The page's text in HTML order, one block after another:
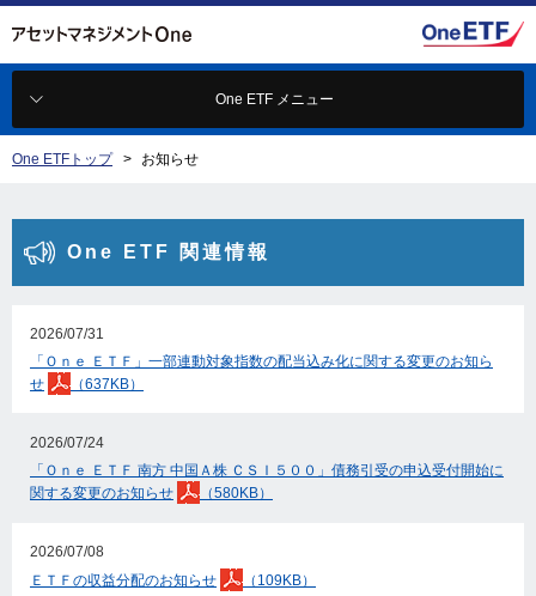
One ETF メニュー
One ETFトップ お知らせ
One ETF 関連情報
2026/07/31
「Ｏｎｅ ＥＴＦ」一部連動対象指数の配当込み化に関する変更のお知ら
せ
（637KB）
2026/07/24
「Ｏｎｅ ＥＴＦ 南方 中国Ａ株 ＣＳＩ５００」債務引受の申込受付開始に
関する変更のお知らせ
（580KB）
2026/07/08
ＥＴＦの収益分配のお知らせ
（109KB）